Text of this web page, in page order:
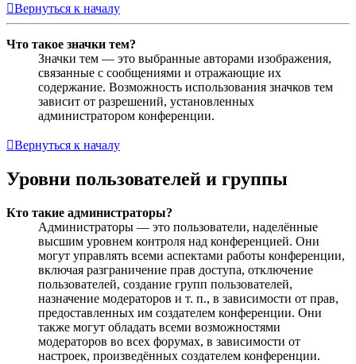
Вернуться к началу
Что такое значки тем?
Значки тем — это выбранные авторами изображения,
связанные с сообщениями и отражающие их
содержание. Возможность использования значков тем
зависит от разрешений, установленных
администратором конференции.
Вернуться к началу
Уровни пользователей и группы
Кто такие администраторы?
Администраторы — это пользователи, наделённые
высшим уровнем контроля над конференцией. Они
могут управлять всеми аспектами работы конференции,
включая разграничение прав доступа, отключение
пользователей, создание групп пользователей,
назначение модераторов и т. п., в зависимости от прав,
предоставленных им создателем конференции. Они
также могут обладать всеми возможностями
модераторов во всех форумах, в зависимости от
настроек, произведённых создателем конференции.